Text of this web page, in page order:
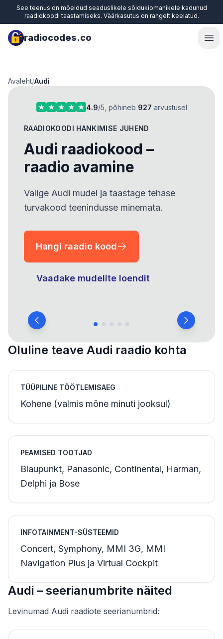
See teenus on mõeldud seaduslikele sõidukiomanikele kadunud
raadiokoodi taastamiseks. Väärkasutus on rangelt keelatud.
radiocodes.co
Avaleht/Audi
4.9/5, põhineb 927 arvustusel
RAADIOKOODI HANKIMISE JUHEND
Audi raadiokood –
raadio avamine
Valige Audi mudel ja taastage tehase
turvakood teenindusse minemata.
Hangi raadio kood
Vaadake mudelite loendit
Oluline teave Audi raadio kohta
TÜÜPILINE TÖÖTLEMISAEG
Kohene (valmis mõne minuti jooksul)
PEAMISED TOOTJAD
Blaupunkt, Panasonic, Continental, Harman,
Delphi ja Bose
INFOTAINMENT-SÜSTEEMID
Concert, Symphony, MMI 3G, MMI
Navigation Plus ja Virtual Cockpit
Audi – seerianumbrite näited
Levinumad Audi raadiote seerianumbrid: